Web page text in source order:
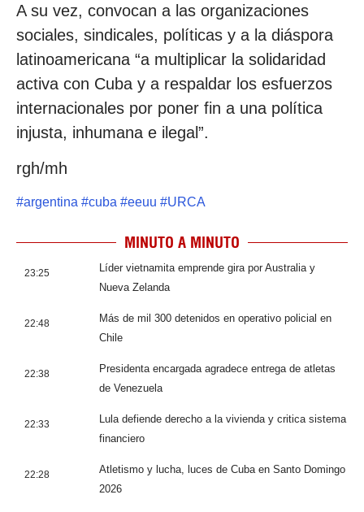
A su vez, convocan a las organizaciones
sociales, sindicales, políticas y a la diáspora
latinoamericana “a multiplicar la solidaridad
activa con Cuba y a respaldar los esfuerzos
internacionales por poner fin a una política
injusta, inhumana e ilegal”.
rgh/mh
#argentina #cuba #eeuu #URCA
MINUTO A MINUTO
23:25
Líder vietnamita emprende gira por Australia y
Nueva Zelanda
22:48
Más de mil 300 detenidos en operativo policial en
Chile
22:38
Presidenta encargada agradece entrega de atletas
de Venezuela
22:33
Lula defiende derecho a la vivienda y critica sistema
financiero
22:28
Atletismo y lucha, luces de Cuba en Santo Domingo
2026